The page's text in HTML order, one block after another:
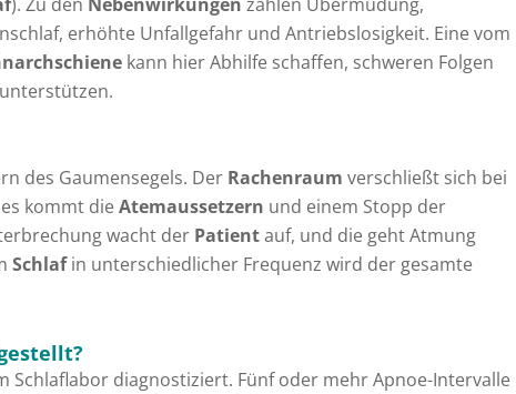
erhöhte Unfallgefahr und Antriebslosigkeit. Eine vom
kann hier Abhilfe schaffen, schweren Folgen
des Gaumensegels. Der Rachenraum verschließt sich bei
kommt die Atemaussetzern und einem Stopp der
wacht der Patientauf, und die geht Atmung
Schlafin unterschiedlicher Frequenz wird der gesamte
Schlaflabor diagnostiziert. Fünf oder mehr Apnoe-Intervalle